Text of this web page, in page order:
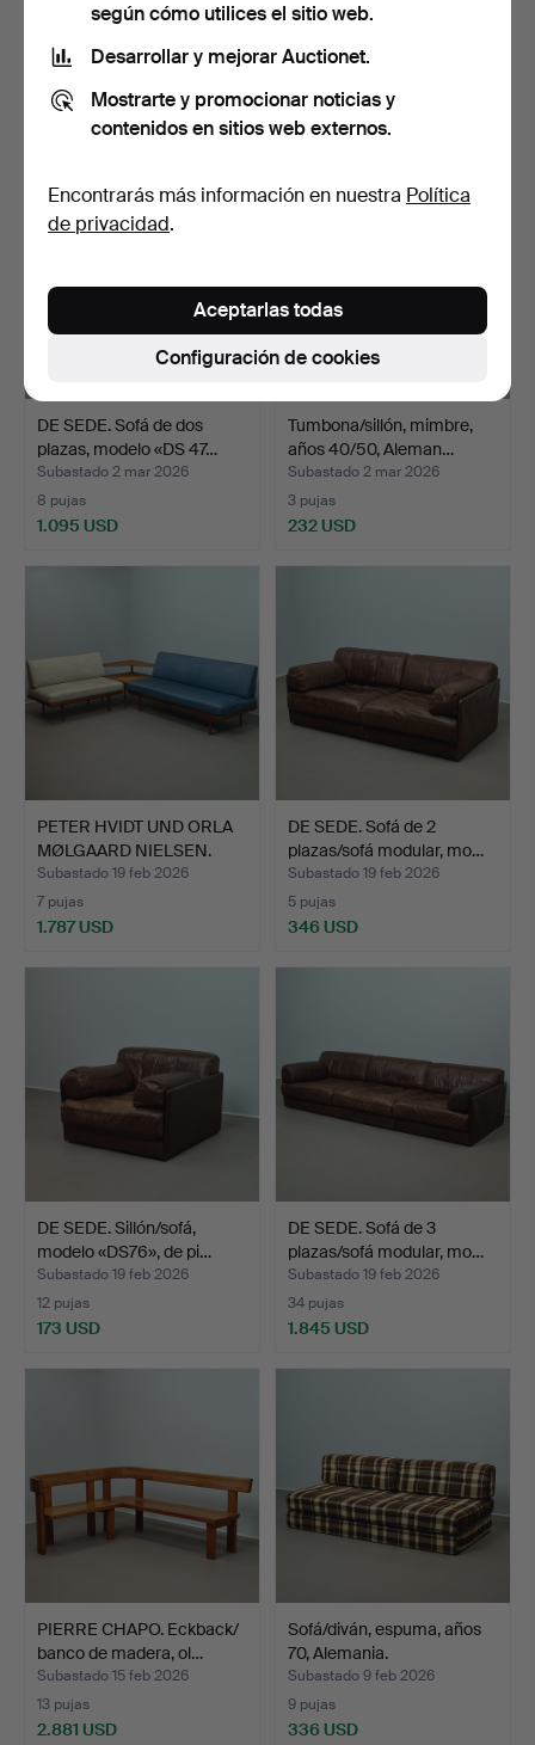
PETER HVIDT & ORLA
MØLGAARD-NIELSEN.
para …
Subastado 8 mar 2026
11 pujas
980 USD
ESKO PAJAMIES. para
Asko, sofá de tres pla…
7 pujas
404 USD
DE SEDE. Sofá de dos
plazas, modelo «DS 47…
Subastado 2 mar 2026
8 pujas
1.095 USD
Tumbona/sillón, mimbre,
años 40/50, Aleman…
Subastado 2 mar 2026
3 pujas
232 USD
PETER HVIDT UND ORLA
MØLGAARD NIELSEN.
par…
Subastado 19 feb 2026
7 pujas
1.787 USD
DE SEDE. Sofá de 2
plazas/sofá modular, mo…
Subastado 19 feb 2026
5 pujas
346 USD
DE SEDE. Sillón/sofá,
modelo «DS76», de pi…
Subastado 19 feb 2026
12 pujas
173 USD
DE SEDE. Sofá de 3
plazas/sofá modular, mo…
Subastado 19 feb 2026
34 pujas
1.845 USD
PIERRE CHAPO. Eckback/
banco de madera, ol…
Subastado 15 feb 2026
13 pujas
2.881 USD
Sofá/diván, espuma, años
70, Alemania.
Subastado 9 feb 2026
9 pujas
336 USD
según cómo utilices el sitio web.
Desarrollar y mejorar Auctionet.
Mostrarte y promocionar noticias y
contenidos en sitios web externos.
Encontrarás más información en nuestra Política
de privacidad.
Configuración de cookies
Aceptarlas todas